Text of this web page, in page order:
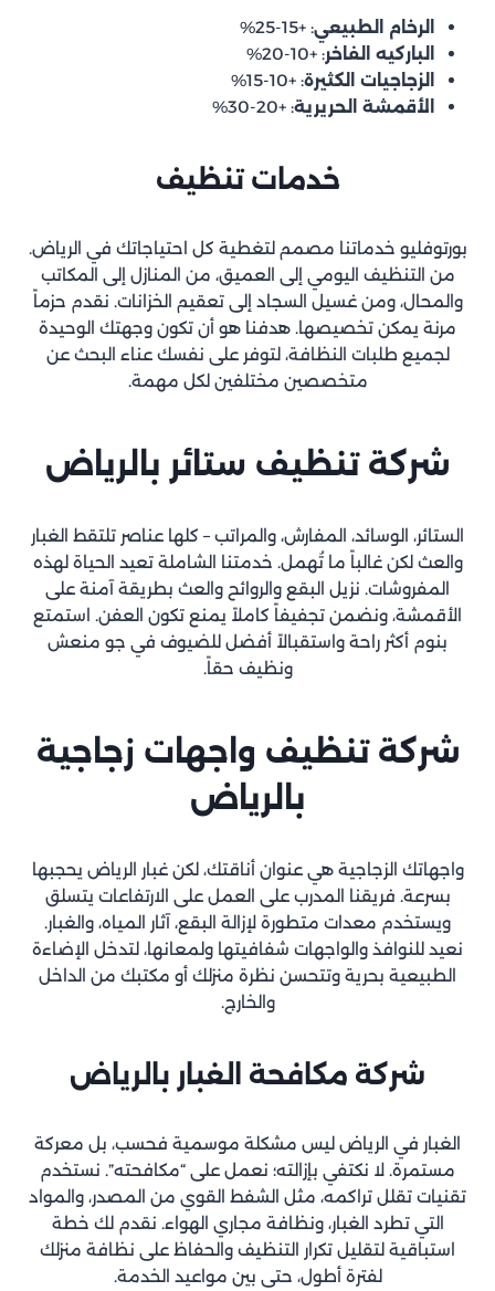
الرخام الطبيعي: +15-25%
الباركيه الفاخر: +10-20%
الزجاجيات الكثيرة: +10-15%
الأقمشة الحريرية: +20-30%
خدمات تنظيف
بورتوفليو خدماتنا مصمم لتغطية كل احتياجاتك في الرياض.
من التنظيف اليومي إلى العميق، من المنازل إلى المكاتب
والمحال، ومن غسيل السجاد إلى تعقيم الخزانات. نقدم حزماً
مرنة يمكن تخصيصها. هدفنا هو أن تكون وجهتك الوحيدة
لجميع طلبات النظافة، لتوفر على نفسك عناء البحث عن
متخصصين مختلفين لكل مهمة.
شركة تنظيف ستائر بالرياض
الستائر، الوسائد، المفارش، والمراتب – كلها عناصر تلتقط الغبار
والعث لكن غالباً ما تُهمل. خدمتنا الشاملة تعيد الحياة لهذه
المفروشات. نزيل البقع والروائح والعث بطريقة آمنة على
الأقمشة، ونضمن تجفيفاً كاملاً يمنع تكون العفن. استمتع
بنوم أكثر راحة واستقبالاً أفضل للضيوف في جو منعش
ونظيف حقاً.
شركة تنظيف واجهات زجاجية
بالرياض
واجهاتك الزجاجية هي عنوان أناقتك، لكن غبار الرياض يحجبها
بسرعة. فريقنا المدرب على العمل على الارتفاعات يتسلق
ويستخدم معدات متطورة لإزالة البقع، آثار المياه، والغبار.
نعيد للنوافذ والواجهات شفافيتها ولمعانها، لتدخل الإضاءة
الطبيعية بحرية وتتحسن نظرة منزلك أو مكتبك من الداخل
والخارج.
شركة مكافحة الغبار بالرياض
الغبار في الرياض ليس مشكلة موسمية فحسب، بل معركة
مستمرة. لا نكتفي بإزالته؛ نعمل على “مكافحته”. نستخدم
تقنيات تقلل تراكمه، مثل الشفط القوي من المصدر، والمواد
التي تطرد الغبار، ونظافة مجاري الهواء. نقدم لك خطة
استباقية لتقليل تكرار التنظيف والحفاظ على نظافة منزلك
لفترة أطول، حتى بين مواعيد الخدمة.